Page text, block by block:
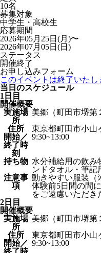
10名
募集対象
中学生・高校生
応募期間
2026年05月25日(月)〜
2026年07月05日(日)
ステータス
開催終了
お申し込みフォーム
このイベントは終了いたし
当日のスケジュール
1日目
開催概要
実施場
所
美郷（町田市堺第
住所
東京都町田市小山
開始／
終了時
刻
9:30~13:00
持ち物 水分補給用の飲み
ンドタオル・筆記
注意事
項
動きやすい服装（
体験前5日間の間
をご遠慮いただき
2日目
開催概要
実施場
所
美郷（町田市堺第
住所
東京都町田市小山
開始／
終了時
9:30~13:00